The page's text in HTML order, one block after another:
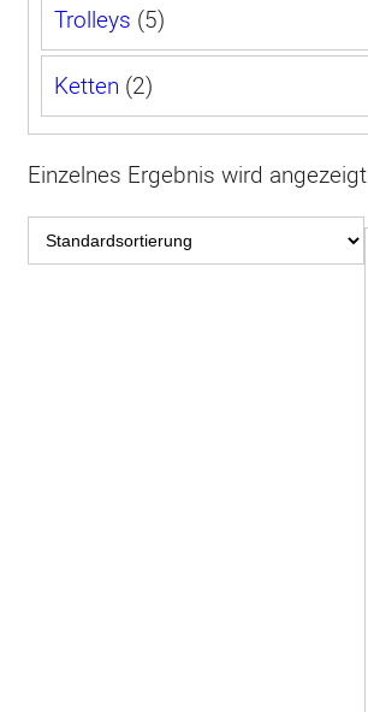
Trolleys 55
Produkte
Ketten 22
Produkte
Einzelnes Ergebnis wird angezeigt